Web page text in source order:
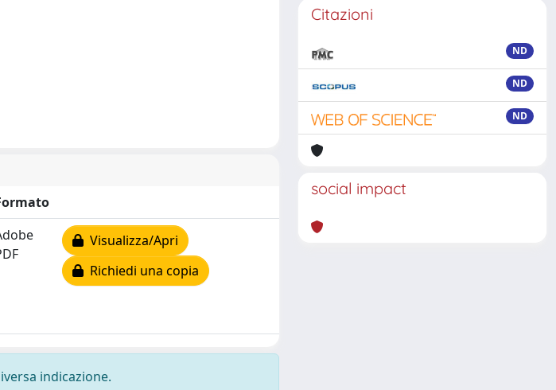
Visualizza/Apri
Richiedi una copia
indicazione.
Citazioni
ND
ND
ND
social impact